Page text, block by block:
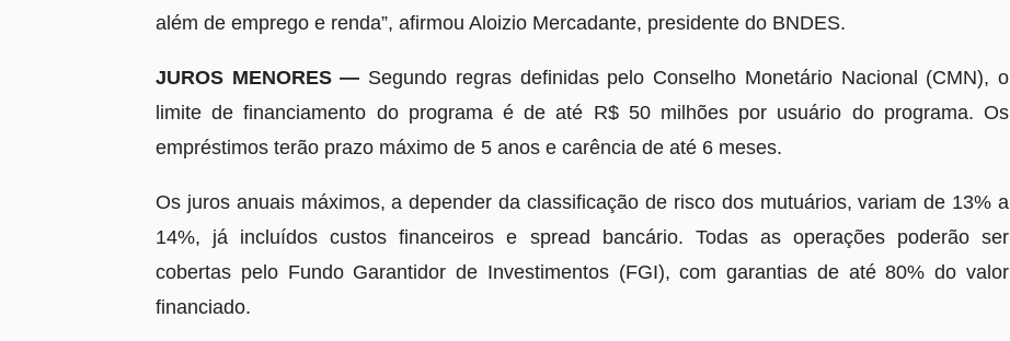
além de emprego e renda”, afirmou Aloizio Mercadante, presidente do BNDES.
JUROS MENORES — Segundo regras definidas pelo Conselho Monetário Nacional (CMN), o
limite de financiamento do programa é de até R$ 50 milhões por usuário do programa. Os
empréstimos terão prazo máximo de 5 anos e carência de até 6 meses.
Os juros anuais máximos, a depender da classificação de risco dos mutuários, variam de 13% a
14%, já incluídos custos financeiros e spread bancário. Todas as operações poderão ser
cobertas pelo Fundo Garantidor de Investimentos (FGI), com garantias de até 80% do valor
financiado.